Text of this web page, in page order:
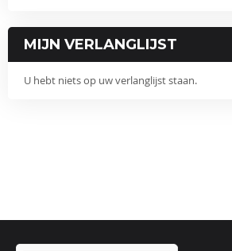
MIJN VERLANGLIJST
U hebt niets op uw verlanglijst staan.